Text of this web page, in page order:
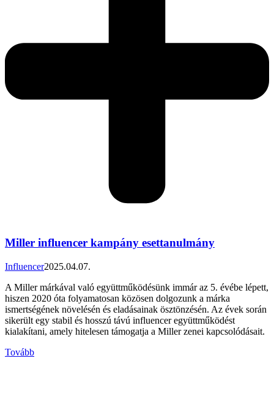
Miller influencer kampány esettanulmány
Influencer2025.04.07.
A Miller márkával való együttműködésünk immár az 5. évébe lépett,
hiszen 2020 óta folyamatosan közösen dolgozunk a márka
ismertségének növelésén és eladásainak ösztönzésén. Az évek során
sikerült egy stabil és hosszú távú influencer együttműködést
kialakítani, amely hitelesen támogatja a Miller zenei kapcsolódásait.
Tovább